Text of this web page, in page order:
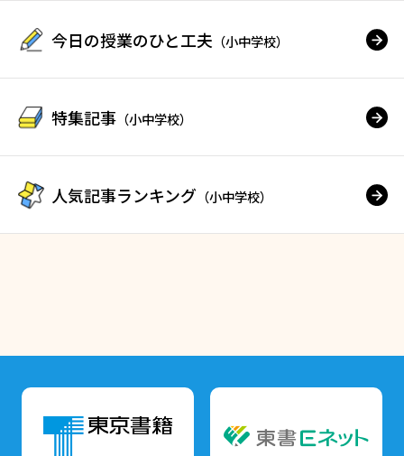
今日の授業のひと工夫 （小中学校）
特集記事 （小中学校）
人気記事ランキング （小中学校）